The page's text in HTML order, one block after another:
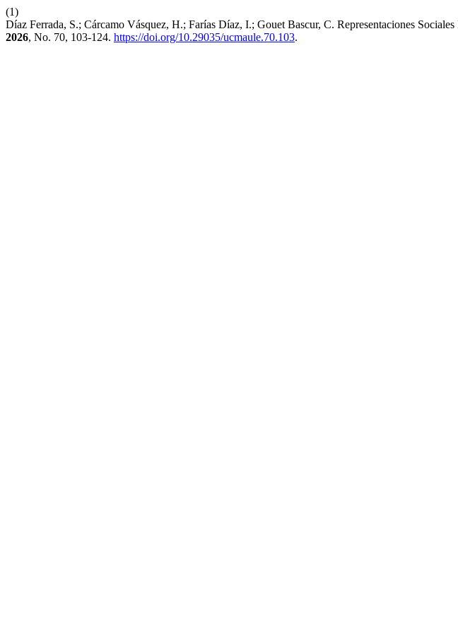
(1)
Díaz Ferrada, S.; Cárcamo Vásquez, H.; Farías Díaz, I.; Gouet Bascur, C. Representaciones
2026, No. 70, 103-124. https://doi.org/10.29035/ucmaule.70.103.